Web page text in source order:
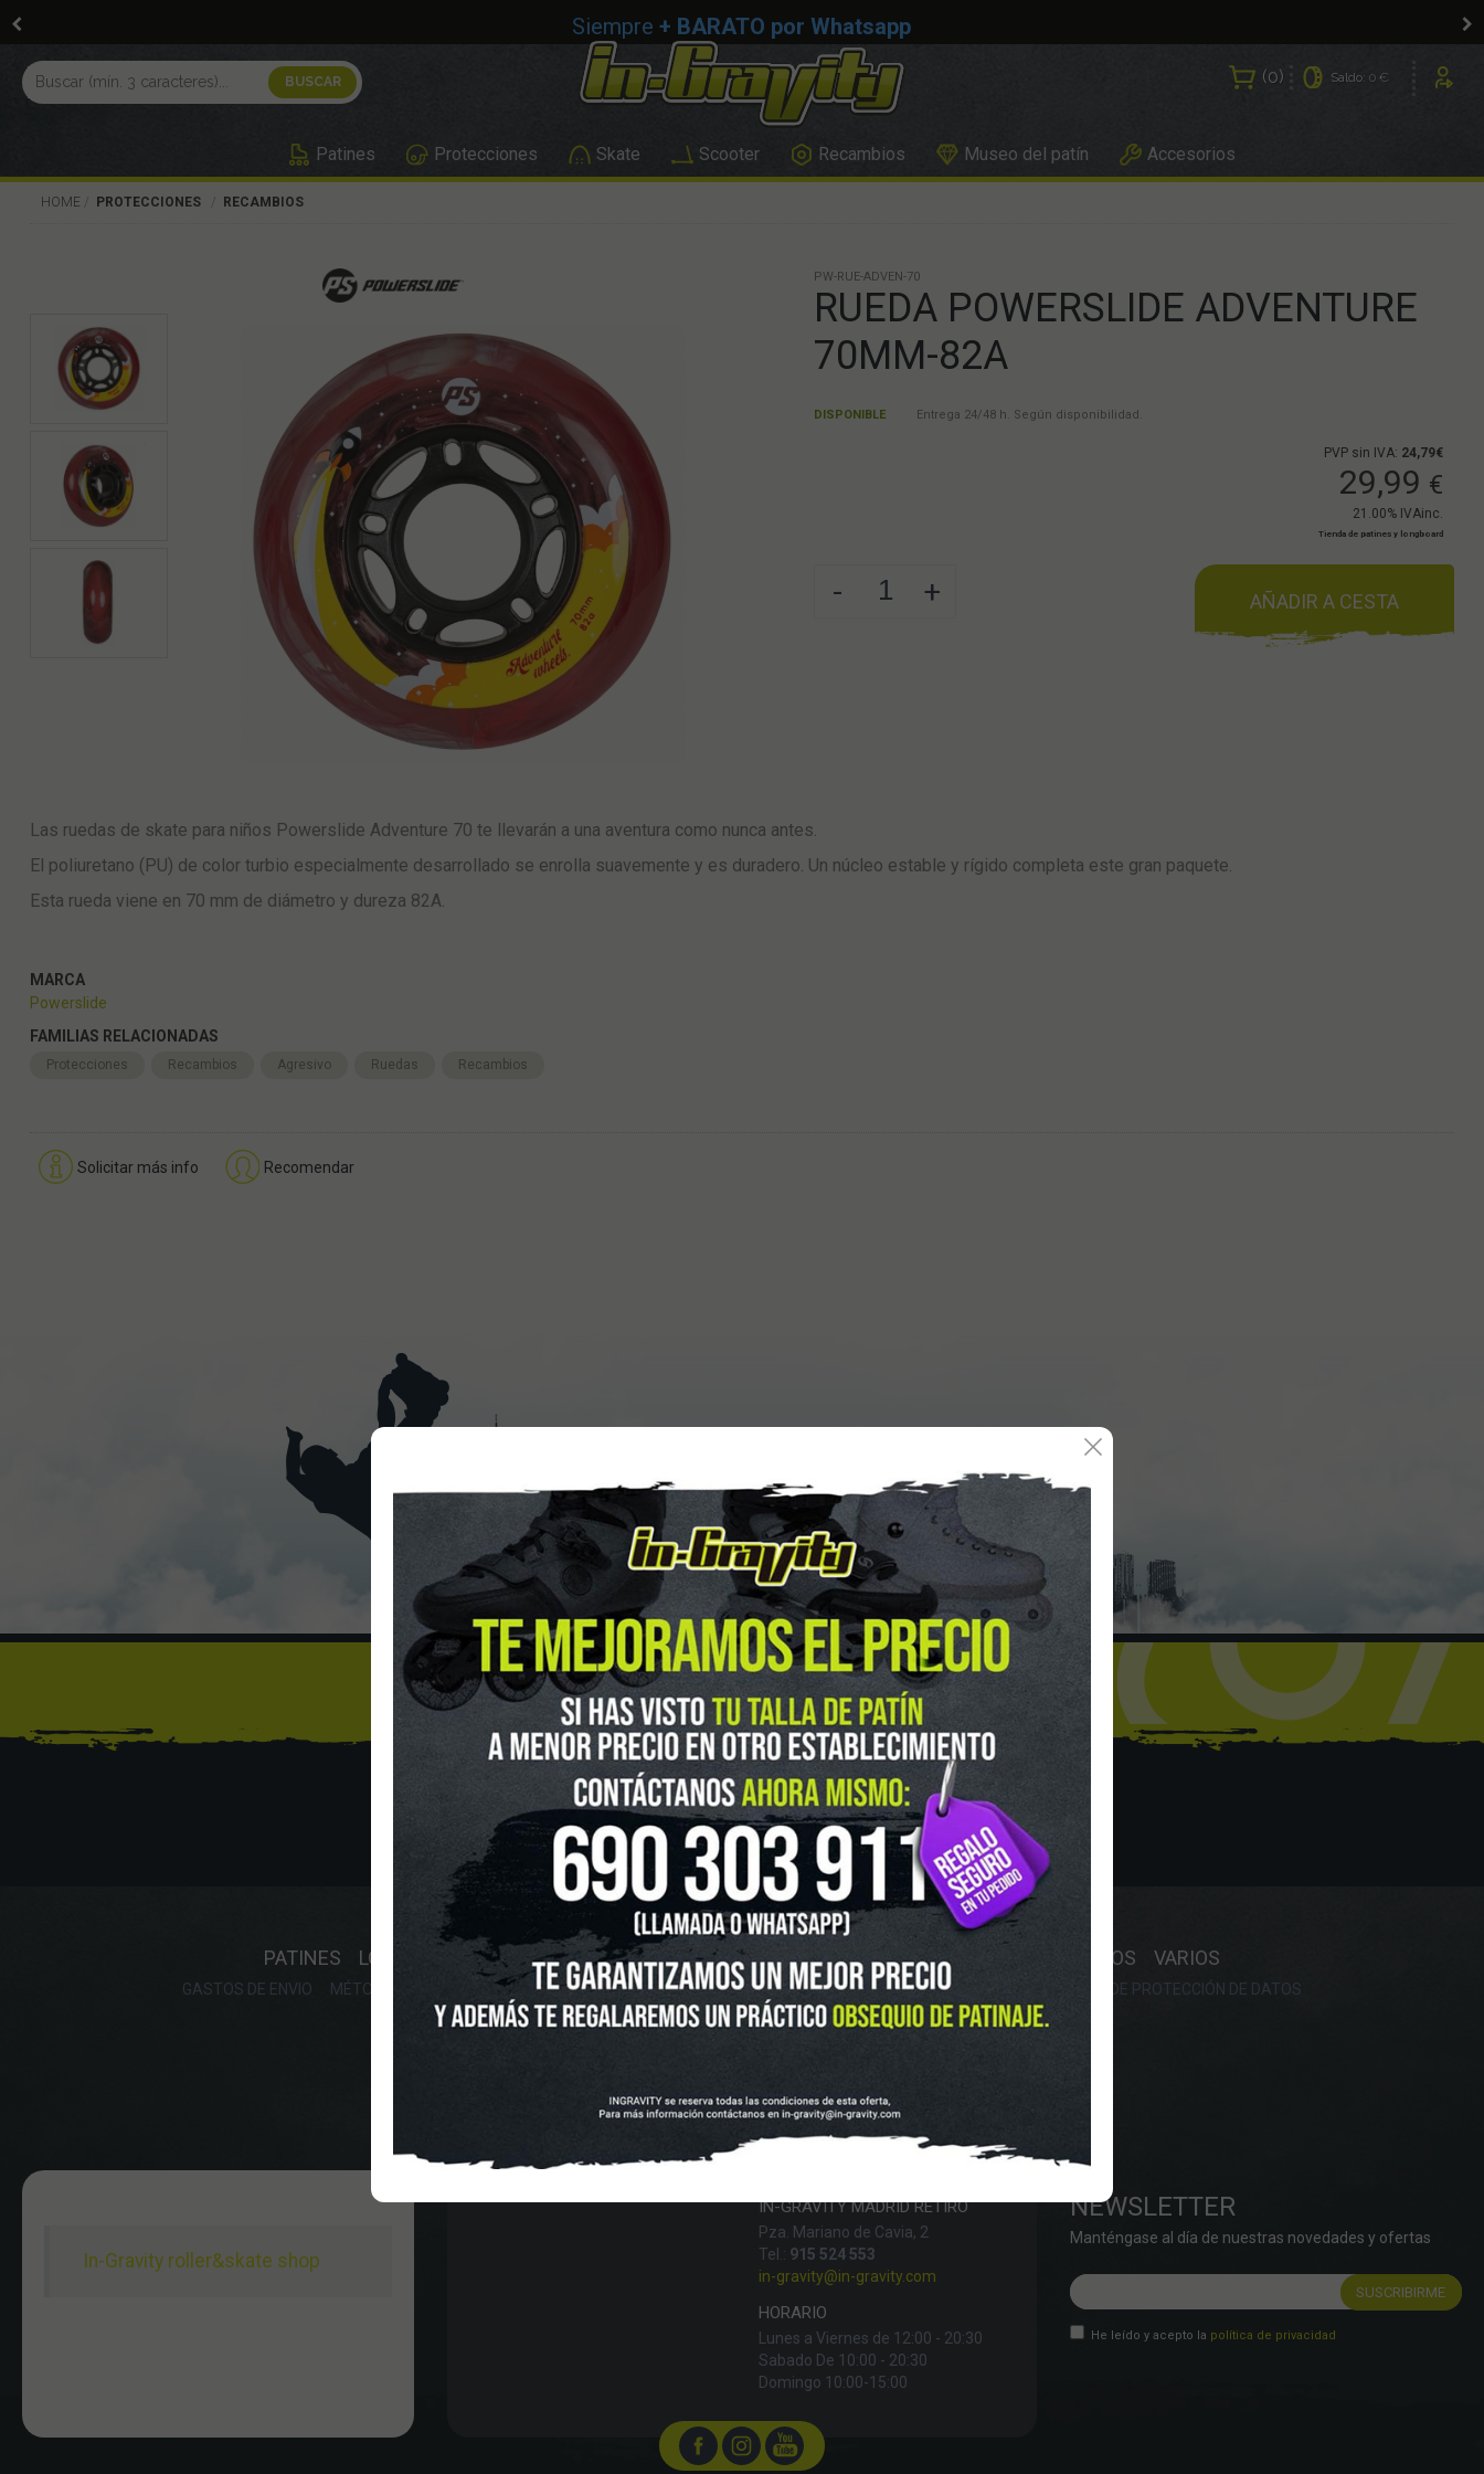
Siempre + BARATO por Whatsapp
0 Saldo: 0 €
Patines Protecciones Skate Scooter Recambios Museo del patín Accesorios
HOME PROTECCIONES RECAMBIOS
PW-RUE-ADVEN-70
RUEDA POWERSLIDE ADVENTURE
70MM-82A
DISPONIBLE Entrega 24/48 h. Según disponibilidad.
PVP sin IVA: 24,79€
29,99 €
21.00% IVAinc.
Tienda de patines y longboard
- + AÑADIR A CESTA
Las ruedas de skate para niños Powerslide Adventure 70 te llevarán a una aventura como nunca antes.
El poliuretano (PU) de color turbio especialmente desarrollado se enrolla suavemente y es duradero. Un núcleo estable y rígido completa este gran paquete.
Esta rueda viene en 70 mm de diámetro y dureza 82A.
MARCA
Powerslide
FAMILIAS RELACIONADAS
Protecciones Recambios Agresivo Ruedas Recambios
Solicitar más info Recomendar
Síguenos en Instagram@ingravityshop
INICIO OUTLET NOVEDADES CLUBS Y ASOCIACIONES SITUACIÓN Y HORARIO
PATINES LONGBOARD SKATEBOARD SCOOTER PROTECCIONES ACCESORIOS RECAMBIOS VARIOS
GASTOS DE ENVIO MÉTODOS DE PAGO, DEVOLUCIONES Y DATOS DE INTERÉS AVISO LEGAL POLÍTICA DE COOKIES POLÍTICA DE PROTECCIÓN DE DATOS
In-Gravity roller&skate shop
IN-GRAVITY MADRID RETIRO
Pza. Mariano de Cavia, 2
Tel.: 915 524 553
in-gravity@in-gravity.com
HORARIO
Lunes a Viernes de 12:00 - 20:30
Sabado De 10:00 - 20:30
Domingo 10:00-15:00
NEWSLETTER
Manténgase al día de nuestras novedades y ofertas
He leído y acepto la política de privacidad